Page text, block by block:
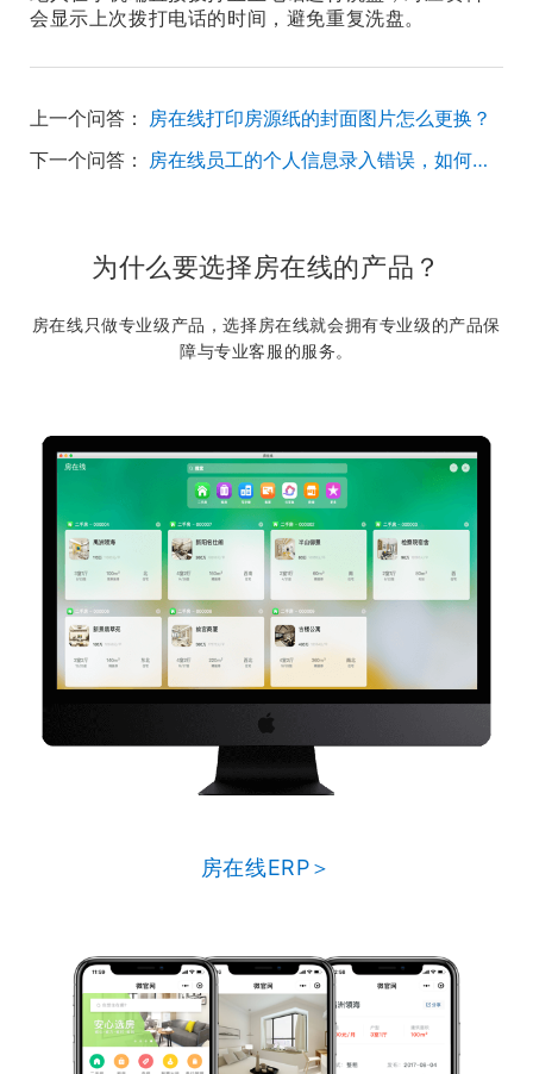
会显示上次拨打电话的时间，避免重复洗盘。
上一个问答： 房在线打印房源纸的封面图片怎么更换？
下一个问答：
房在线员工的个人信息录入错误，如何修改？
为什么要选择房在线的产品？
房在线只做专业级产品，选择房在线就会拥有专业级的产品保
障与专业客服的服务。
房在线ERP＞